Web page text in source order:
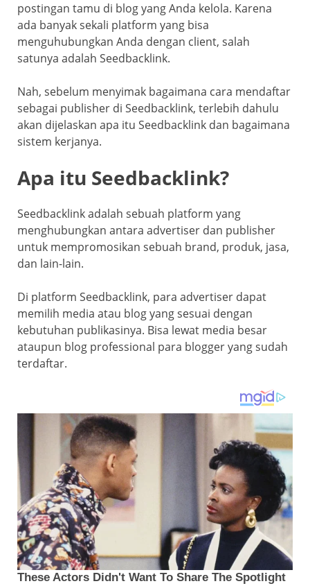
postingan tamu di blog yang Anda kelola. Karena
ada banyak sekali platform yang bisa
menguhubungkan Anda dengan client, salah
satunya adalah Seedbacklink.
Nah, sebelum menyimak bagaimana cara mendaftar
sebagai publisher di Seedbacklink, terlebih dahulu
akan dijelaskan apa itu Seedbacklink dan bagaimana
sistem kerjanya.
Apa itu Seedbacklink?
Seedbacklink adalah sebuah platform yang
menghubungkan antara advertiser dan publisher
untuk mempromosikan sebuah brand, produk, jasa,
dan lain-lain.
Di platform Seedbacklink, para advertiser dapat
memilih media atau blog yang sesuai dengan
kebutuhan publikasinya. Bisa lewat media besar
ataupun blog professional para blogger yang sudah
terdaftar.